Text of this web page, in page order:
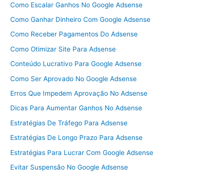
Como Escalar Ganhos No Google Adsense
Como Ganhar Dinheiro Com Google Adsense
Como Receber Pagamentos Do Adsense
Como Otimizar Site Para Adsense
Conteúdo Lucrativo Para Google Adsense
Como Ser Aprovado No Google Adsense
Erros Que Impedem Aprovação No Adsense
Dicas Para Aumentar Ganhos No Adsense
Estratégias De Tráfego Para Adsense
Estratégias De Longo Prazo Para Adsense
Estratégias Para Lucrar Com Google Adsense
Evitar Suspensão No Google Adsense